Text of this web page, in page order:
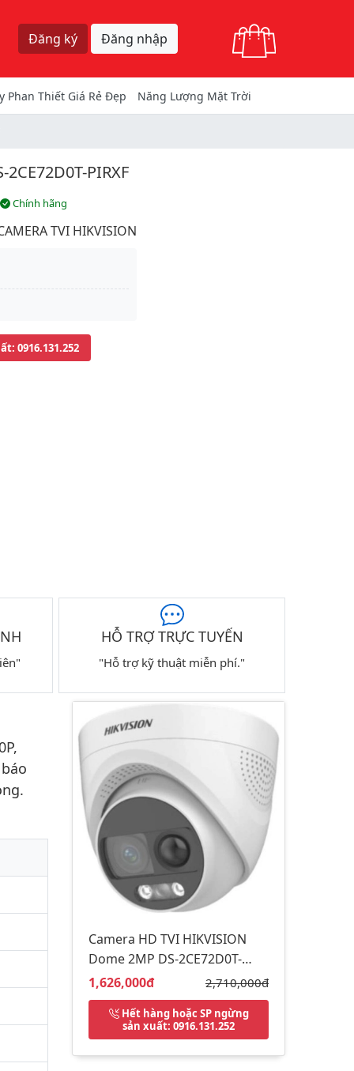
Đăng ký Đăng nhập
Phan Thiết Giá Rẻ Đẹp Năng Lượng Mặt Trời
PIRXF
Chính hãng
TVI HIKVISION
: 0916.131.252
HỖ TRỢ TRỰC TUYẾN
"Hỗ trợ kỹ thuật miễn phí."
Camera HD TVI HIKVISION
Dome 2MP DS-2CE72D0T-
PIRXF
Giá bán:
1,626,000đ Giá gốc:
2,710,000đ
Hết hàng hoặc SP ngừng
sản xuất: 0916.131.252